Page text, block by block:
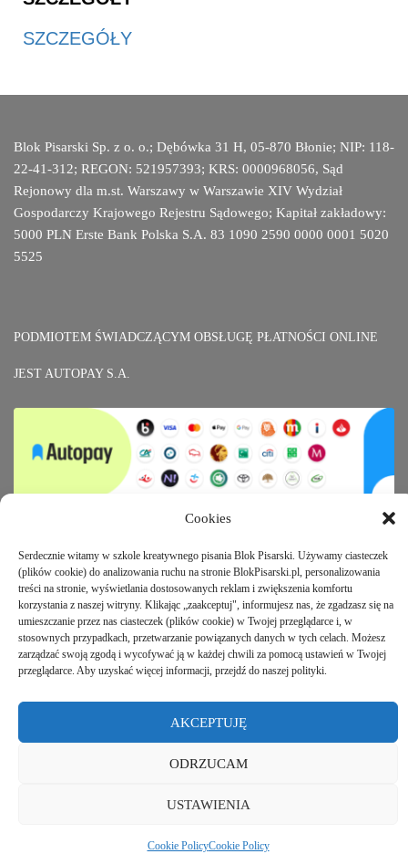
Cookies
Serdecznie witamy w szkole kreatywnego pisania Blok Pisarski. Używamy ciasteczek
(plików cookie) do analizowania ruchu na stronie BlokPisarski.pl, personalizowania
treści na stronie, wyświetlania dostosowanych reklam i zwiększenia komfortu
korzystania z naszej witryny. Klikając „zaakceptuj", informujesz nas, że zgadzasz się na
umieszczanie przez nas ciasteczek (plików cookie) w Twojej przeglądarce i, w
stosownych przypadkach, przetwarzanie powiązanych danych w tych celach. Możesz
zarządzać swoją zgodą i wycofywać ją w każdej chwili za pomocą ustawień w Twojej
przeglądarce. Aby uzyskać więcej informacji, przejdź do naszej polityki.
AKCEPTUJĘ
ODRZUCAM
USTAWIENIA
Cookie PolicyCookie Policy
SZCZEGÓŁY
Blok Pisarski Sp. z o. o.; Dębówka 31 H, 05-870 Błonie; NIP: 118-
22-41-312; REGON: 521957393; KRS: 0000968056, Sąd
Rejonowy dla m.st. Warszawy w Warszawie XIV Wydział
Gospodarczy Krajowego Rejestru Sądowego; Kapitał zakładowy:
5000 PLN Erste Bank Polska S.A. 83 1090 2590 0000 0001 5020
5525
PODMIOTEM ŚWIADCZĄCYM OBSŁUGĘ PŁATNOŚCI ONLINE
JEST AUTOPAY S.A.
Regulamin Sklepu
Polityka prywatności i Prawa autorskie
Copyright © 2022 Blok Pisarski Sp. z o.o.